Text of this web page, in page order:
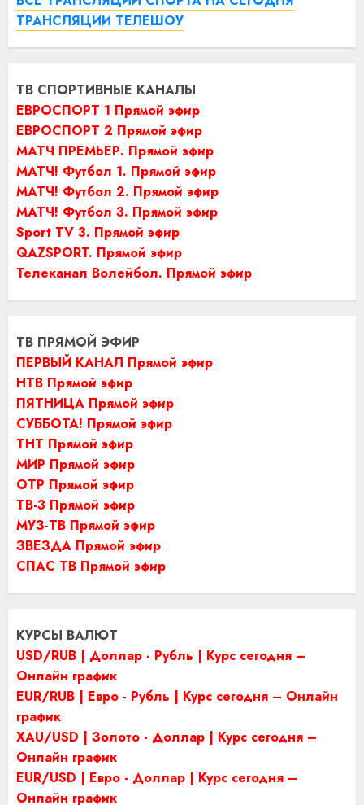
ТРАНСЛЯЦИИ ТЕЛЕШОУ
ТВ СПОРТИВНЫЕ КАНАЛЫ
ЕВРОСПОРТ 1 Прямой эфир
ЕВРОСПОРТ 2 Прямой эфир
МАТЧ ПРЕМЬЕР. Прямой эфир
МАТЧ! Футбол 1. Прямой эфир
МАТЧ! Футбол 2. Прямой эфир
МАТЧ! Футбол 3. Прямой эфир
Sport TV 3. Прямой эфир
QAZSPORT. Прямой эфир
Телеканал Волейбол. Прямой эфир
ТВ ПРЯМОЙ ЭФИР
ПЕРВЫЙ КАНАЛ Прямой эфир
НТВ Прямой эфир
ПЯТНИЦА Прямой эфир
СУББОТА! Прямой эфир
ТНТ Прямой эфир
МИР Прямой эфир
ОТР Прямой эфир
ТВ-3 Прямой эфир
МУЗ-ТВ Прямой эфир
ЗВЕЗДА Прямой эфир
СПАС ТВ Прямой эфир
КУРСЫ ВАЛЮТ
USD/RUB | Доллар - Рубль | Курс сегодня –
Онлайн график
EUR/RUB | Евро - Рубль | Курс сегодня – Онлайн
график
XAU/USD | Золото - Доллар | Курс сегодня –
Онлайн график
EUR/USD | Евро - Доллар | Курс сегодня –
Онлайн график